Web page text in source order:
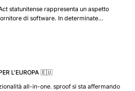
statunitense rappresenta un aspetto
di software. In determinate…
L'EUROPA 🇪🇺
all-in-one. sproof si sta affermando